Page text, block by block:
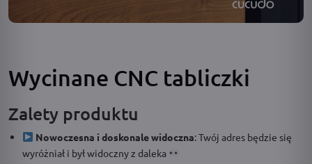
Wycinane CNC tabliczki
Zalety produktu
Nowoczesna i doskonale widoczna: Twój adres będzie się
wyróżniał i był widoczny z daleka